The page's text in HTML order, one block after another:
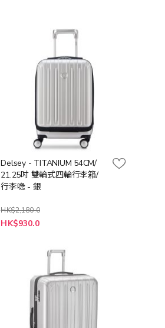
Delsey - TITANIUM 54CM/
21.25吋 雙輪式四輪行李箱/
行李喼 - 銀
HK$2,180.0
特
殊
HK$930.0